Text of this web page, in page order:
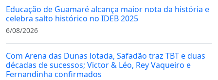
Educação de Guamaré alcança maior nota da história e
celebra salto histórico no IDEB 2025
6/08/2026
Com Arena das Dunas lotada, Safadão traz TBT e duas
décadas de sucessos; Victor & Léo, Rey Vaqueiro e
Fernandinha confirmados